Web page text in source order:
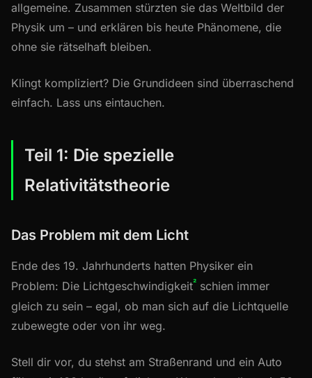
allgemeine. Zusammen stürzten sie das Weltbild der
Physik um – und erklären bis heute Phänomene, die
ohne sie rätselhaft bleiben.
Klingt kompliziert? Die Grundideen sind überraschend
einfach. Lass uns eintauchen.
Teil 1: Die spezielle
Relativitätstheorie
Das Problem mit dem Licht
Ende des 19. Jahrhunderts hatten Physiker ein
Problem: Die Lichtgeschwindigkeit² schien immer
gleich zu sein – egal, ob man sich auf die Lichtquelle
zubewegte oder von ihr weg.
Stell dir vor, du stehst am Straßenrand und ein Auto